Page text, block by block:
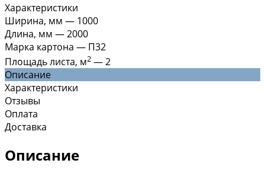
Характеристики
Ширина, мм — 1000
Длина, мм —2000
Марка картона — П32
Площадь листа, м2 —2
Описание
Характеристики
Отзывы
Оплата
Доставка
Описание